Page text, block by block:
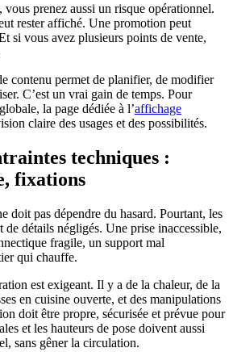
vous prenez aussi un risque opérationnel.
rester affiché. Une promotion peut
si vous avez plusieurs points de vente,
contenu permet de planifier, de modifier
C’est un vrai gain de temps. Pour
la page dédiée à l’affichage
claire des usages et des possibilités.
techniques :
fixations
doit pas dépendre du hasard. Pourtant, les
de détails négligés. Une prise inaccessible,
fragile, un support mal
qui chauffe.
est exigeant. Il y a de la chaleur, de la
en cuisine ouverte, et des manipulations
doit être propre, sécurisée et prévue pour
et les hauteurs de pose doivent aussi
sans gêner la circulation.